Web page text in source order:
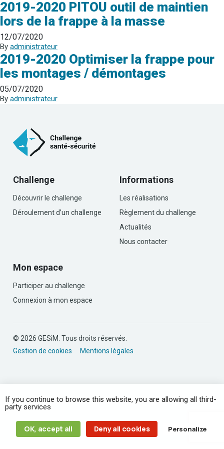
2019-2020 PITOU outil de maintien
lors de la frappe à la masse
12/07/2020
By administrateur
2019-2020 Optimiser la frappe pour
les montages / démontages
05/07/2020
By administrateur
Challenge
Découvrir le challenge
Déroulement d’un challenge
Informations
Les réalisations
Règlement du challenge
Actualités
Nous contacter
Mon espace
Participer au challenge
Connexion à mon espace
© 2026 GESiM. Tous droits réservés.
Gestion de cookies
Mentions légales
If you continue to browse this website, you are allowing all third-
party services
OK, accept all Deny all cookies Personalize